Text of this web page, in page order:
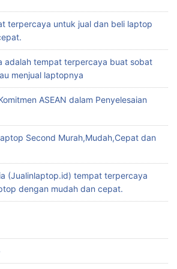
terpercaya untuk jual dan beli laptop
adalah tempat terpercaya buat sobat
menjual laptopnya
ASEAN dalam Penyelesaian
Second Murah,Mudah,Cepat dan
(Jualinlaptop.id) tempat terpercaya
dengan mudah dan cepat.